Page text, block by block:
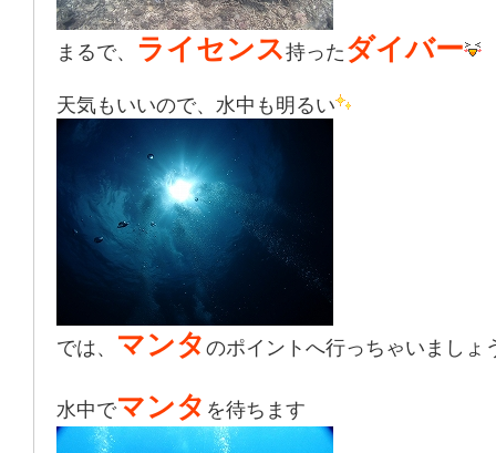
まるで、 ライセンス持った ダイバー
天気もいいので、水中も明るい
では、 マンタ のポイントへ行っちゃいましょ
水中でマンタ を待ちます